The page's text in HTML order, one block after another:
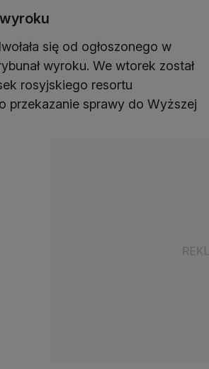
się od ogłoszonego w
wyroku. We wtorek został
rosyjskiego resortu
przekazanie sprawy do Wyższej